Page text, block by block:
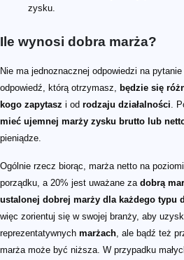
zysku.
Ile wynosi dobra marża?
Nie ma jednoznacznej odpowiedzi na pytanie „
odpowiedź, którą otrzymasz,
będzie się
kogo zapytasz i od rodzaju działalności .
mieć ujemnej marży zysku brutto lub
pieniądze.
Ogólnie rzecz biorąc, marża netto na
porządku, a 20% jest uważane za dobrą
ustalonej dobrej marży dla każdego typu
więc zorientuj się w swojej branży, aby
reprezentatywnych marżach , ale bądź też
marża może być niższa. W przypadku